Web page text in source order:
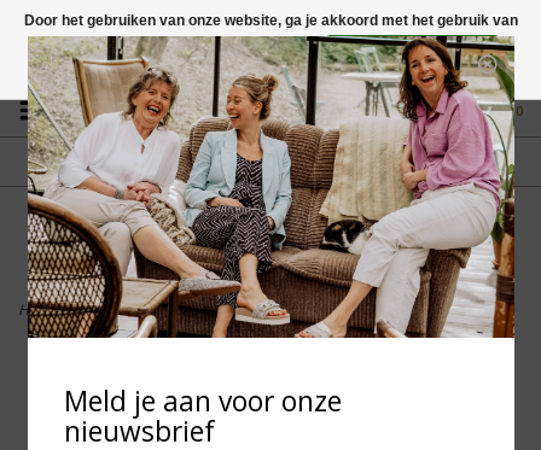
Vragen? App naar +31 58 250 1503
0
GRATIS VERZENDING NL
Vanaf € 75,-
FYSIEKE WINKEL
in Mantgum (frl)
fdad
Home>Birkenstock EVA - Rio
Door het gebruiken van onze website, ga je akkoord met het gebruik van
cookies om onze website te verbeteren.
Dit bericht verbergen
Meer over cookies »
Meld je aan voor onze
nieuwsbrief